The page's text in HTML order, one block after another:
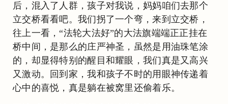
后，混入了人群，孩子对我说，妈妈咱们去那个
立交桥看看吧。我们拐了一个弯，来到立交桥，
往上一看，“法轮大法好”的大法旗端端正正挂在
桥中间，是那么的庄严神圣，虽然是用油珠笔涂
的，却显得特别的醒目和耀眼，我们真是又高兴
又激动。回到家，我和孩子不时的用眼神传递着
心中的喜悦，真是躺在被窝里还偷着乐。